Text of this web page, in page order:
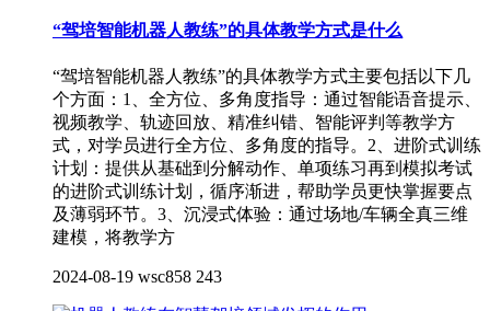
“驾培智能机器人教练”的具体教学方式是什么
“驾培智能机器人教练”的具体教学方式主要包括以下几
个方面：‌1‌、全方位、‌多角度指导‌：‌通过智能语音提示、‌
视频教学、‌轨迹回放、‌精准纠错、‌智能评判等教学方
式，‌对学员进行全方位、‌多角度的指导。‌‌2、进阶式训练
计划‌：‌提供从基础到分解动作、‌单项练习再到模拟考试
的进阶式训练计划，‌循序渐进，‌帮助学员更快掌握要点
及薄弱环节。‌3、沉浸式体验‌：‌通过场地/车辆全真三维
建模，‌将教学方
2024-08-19 wsc858 243